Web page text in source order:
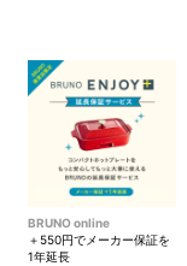
BRUNO online
＋550円でメーカー保証を
1年延長